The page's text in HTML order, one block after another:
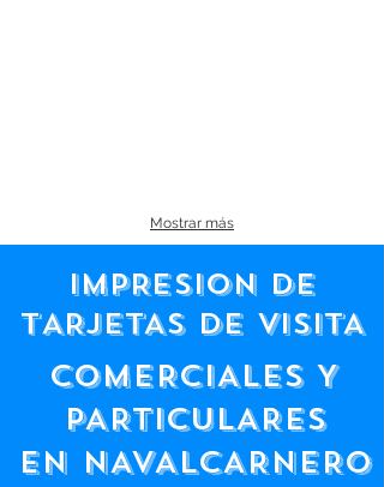
Mostrar más
IMPRESIoN DE
tARJETAS DE VISITA
COMERCIALES Y
PARTICULARES
EN NAVALCARNERO